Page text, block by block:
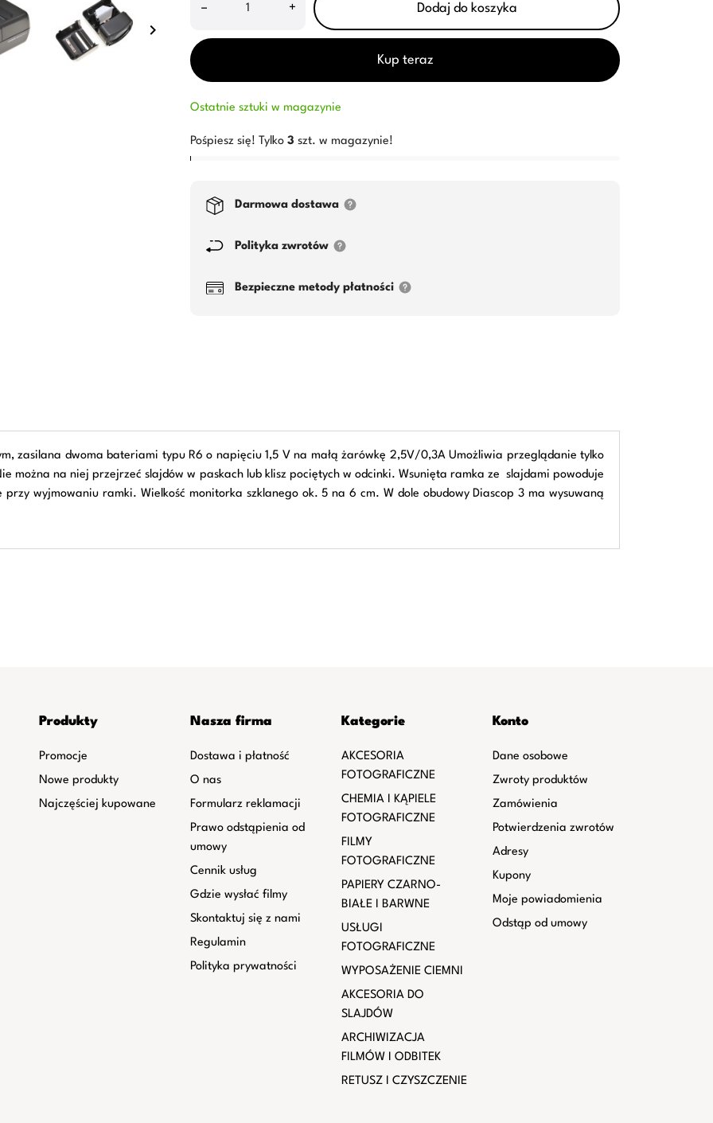
keyboard_arrow_right
– + Dodaj do koszyka
Kup teraz
Ostatnie sztuki w magazynie
Pośpiesz się! Tylko 3 szt. w magazynie!
Darmowa dostawa
Polityka zwrotów
Bezpieczne metody płatności
zasilana dwoma bateriami typu R6 o napięciu 1,5 V na małą żarówkę 2,5V/0,3A Umożliwia przeglądanie tylko
można na niej przejrzeć slajdów w paskach lub klisz pociętych w odcinki. Wsunięta ramka ze slajdami powoduje
wyjmowaniu ramki. Wielkość monitorka szklanego ok. 5 na 6 cm. W dole obudowy Diascop 3 ma wysuwaną
Produkty
Promocje
Nowe produkty
Najczęściej kupowane
Nasza firma
Dostawa i płatność
O nas
Formularz reklamacji
Prawo odstąpienia od
umowy
Cennik usług
Gdzie wysłać filmy
Skontaktuj się z nami
Regulamin
Polityka prywatności
Kategorie
AKCESORIA
FOTOGRAFICZNE
CHEMIA I KĄPIELE
FOTOGRAFICZNE
FILMY
FOTOGRAFICZNE
PAPIERY CZARNO-
BIAŁE I BARWNE
USŁUGI
FOTOGRAFICZNE
WYPOSAŻENIE CIEMNI
AKCESORIA DO
SLAJDÓW
ARCHIWIZACJA
FILMÓW I ODBITEK
RETUSZ I CZYSZCZENIE
Konto
Dane osobowe
Zwroty produktów
Zamówienia
Potwierdzenia zwrotów
Adresy
Kupony
Moje powiadomienia
Odstąp od umowy